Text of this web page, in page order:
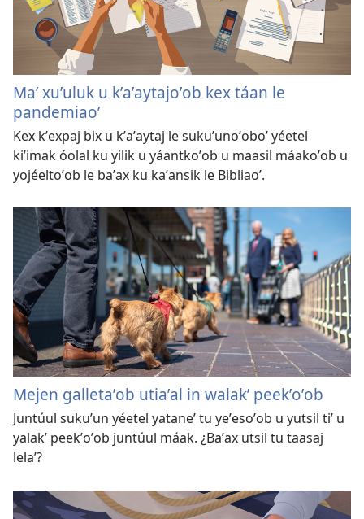
Maʼ xuʼuluk u kʼaʼaytajoʼob kex táan le
pandemiaoʼ
Kex kʼexpaj bix u kʼaʼaytaj le sukuʼunoʼoboʼ yéetel
kiʼimak óolal ku yilik u yáantkoʼob u maasil máakoʼob u
yojéeltoʼob le baʼax ku kaʼansik le Bibliaoʼ.
Mejen galletaʼob utiaʼal in walakʼ peekʼoʼob
Juntúul sukuʼun yéetel yataneʼ tu yeʼesoʼob u yutsil tiʼ u
yalakʼ peekʼoʼob juntúul máak. ¿Baʼax utsil tu taasaj
lelaʼ?